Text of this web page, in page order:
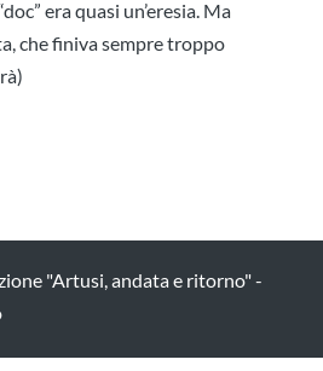
era quasi un’eresia. Ma
che finiva sempre troppo
"Artusi, andata e ritorno" -